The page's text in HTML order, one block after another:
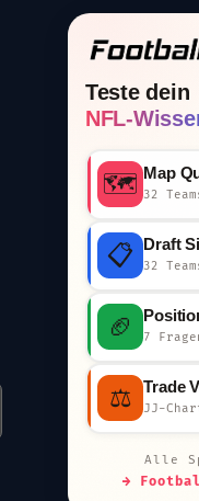
Teste dein
NFL-
🗺️ Map
📋 Draft
🏈
⚖️ Trade
Alle
→